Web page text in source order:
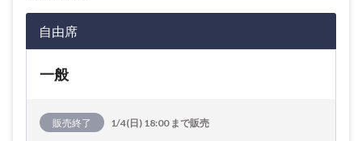
自由席
一般
販売終了 1/4(日) 18:00 まで販売